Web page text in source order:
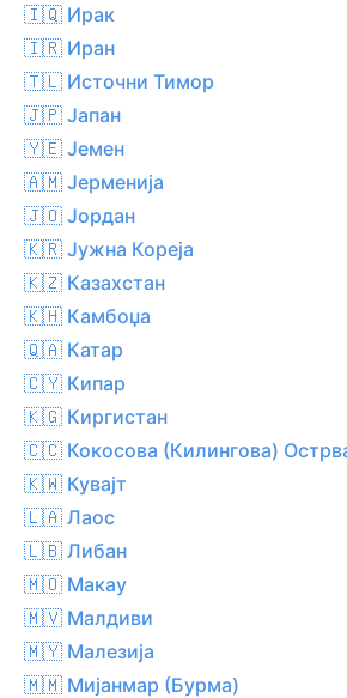
🇮🇶 Ирак
🇮🇷 Иран
🇹🇱 Источни Тимор
🇯🇵 Јапан
🇾🇪 Јемен
🇦🇲 Јерменија
🇯🇴 Јордан
🇰🇷 Јужна Кореја
🇰🇿 Казахстан
🇰🇭 Камбоџа
🇶🇦 Катар
🇨🇾 Кипар
🇰🇬 Киргистан
🇨🇨 Кокосова (Килингова)
🇰🇼 Кувајт
🇱🇦 Лаос
🇱🇧 Либан
🇲🇴 Макау
🇲🇻 Малдиви
🇲🇾 Малезија
🇲🇲 Мијанмар (Бурма)